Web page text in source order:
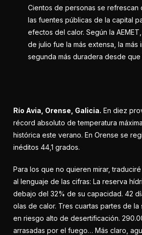
Cientos de personas se refrescan
las fuentes públicas de la capital
efectos del calor. Según la
de julio fue la más extensa, la más
segunda más duradera desde que
Río Avia, Orense, Galicia. En diez
récord absoluto de temperatura
histórica este verano. En Orense se
inéditos 44,1 grados.
Para los que no quieren mirar,
al lenguaje de las cifras: La reserva
debajo del 32% de su capacidad. 42
olas de calor. Tres cuartas partes de
en riesgo alto de desertificación.
arrasadas por el fuego… Más claro,